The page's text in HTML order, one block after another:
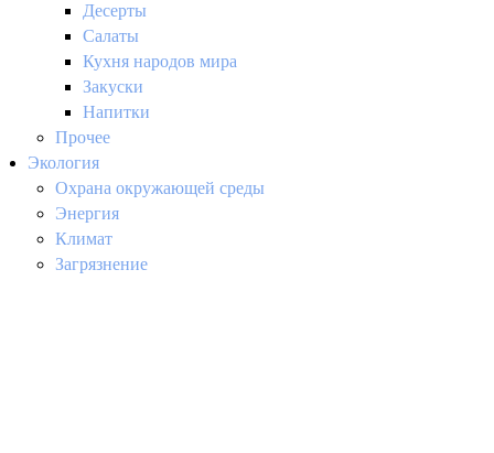
Десерты
Салаты
Кухня народов мира
Закуски
Напитки
Прочее
Экология
Охрана окружающей среды
Энергия
Климат
Загрязнение